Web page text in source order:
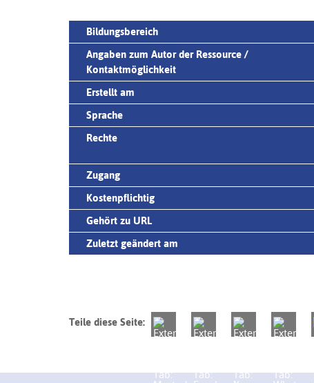
Bildungsbereich
Angaben zum Autor der Ressource /
Kontaktmöglichkeit
Erstellt am
Sprache
Rechte
Zugang
Kostenpflichtig
Gehört zu URL
Zuletzt geändert am
Teile diese Seite: